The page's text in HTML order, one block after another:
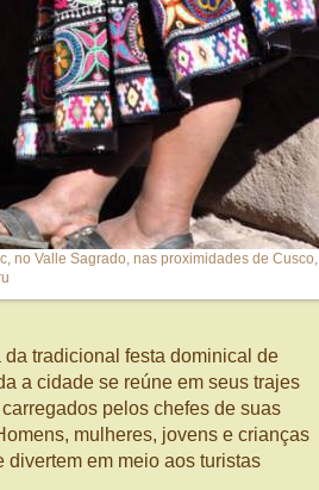
no Valle Sagrado, nas proximidades de Cusco,
tradicional festa dominical de
a cidade se reúne em seus trajes
pelos chefes de suas
mulheres, jovens e crianças
em meio aos turistas